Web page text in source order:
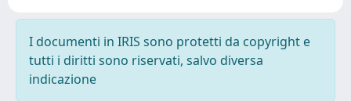
I documenti in IRIS sono protetti da copyright e
tutti i diritti sono riservati, salvo diversa
indicazione